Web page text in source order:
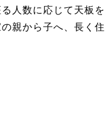
人数に応じて天板を
親から子へ、長く住